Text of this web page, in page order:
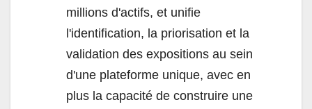
millions d'actifs, et unifie
l'identification, la priorisation et la
validation des expositions au sein
d'une plateforme unique, avec en
plus la capacité de construire une